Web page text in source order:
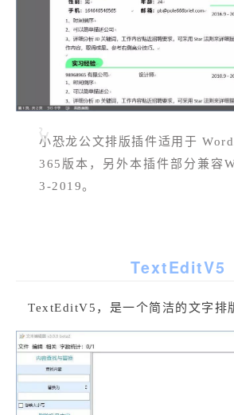
小恐龙公文排版插件适用于
365版本，另外本插件部分兼容
3-2019。
TextEditV5
TextEditV5，是一个简洁的文字排